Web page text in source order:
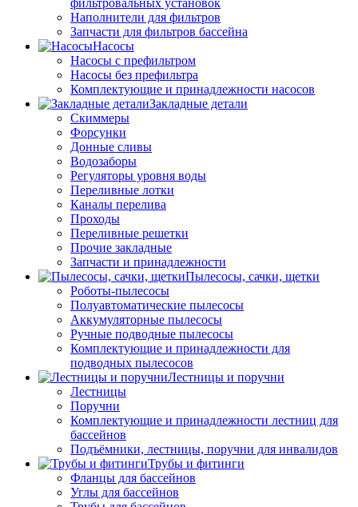
фильтровальных установок
Наполнители для фильтров
Запчасти для фильтров бассейна
Насосы
Насосы с префильтром
Насосы без префильтра
Комплектующие и принадлежности насосов
Закладные детали
Скиммеры
Форсунки
Донные сливы
Водозаборы
Регуляторы уровня воды
Переливные лотки
Каналы перелива
Проходы
Переливные решетки
Прочие закладные
Запчасти и принадлежности
Пылесосы, сачки, щетки
Роботы-пылесосы
Полуавтоматические пылесосы
Аккумуляторные пылесосы
Ручные подводные пылесосы
Комплектующие и принадлежности для
подводных пылесосов
Лестницы и поручни
Лестницы
Поручни
Комплектующие и принадлежности лестниц для
бассейнов
Подъёмники, лестницы, поручни для инвалидов
Трубы и фитинги
Фланцы для бассейнов
Углы для бассейнов